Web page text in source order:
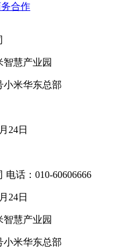
合作
慧产业园
小米华东总部
24日
话：010-60606666
24日
慧产业园
小米华东总部